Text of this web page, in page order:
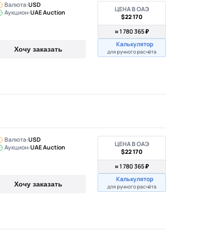
Валюта:USD
Аукцион:UAE Auction
Хочу заказать
ЦЕНА В ОАЭ
$22 170
≈ 1 780 365 ₽
Калькулятор
для ручного расчёта
Валюта:USD
Аукцион:UAE Auction
Хочу заказать
ЦЕНА В ОАЭ
$22 170
≈ 1 780 365 ₽
Калькулятор
для ручного расчёта